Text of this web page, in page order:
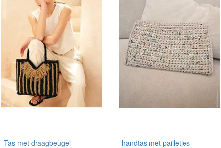
Tas met draagbeugel handtas met pailletjes